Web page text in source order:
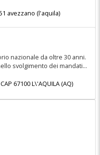
avezzano (l'aquila)
nazionale da oltre 30 anni.
svolgimento dei mandati...
CAP 67100L\'AQUILA(AQ)